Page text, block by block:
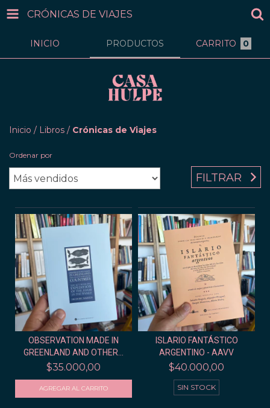
CRÓNICAS DE VIAJES
INICIO PRODUCTOS CARRITO 0
Inicio / Libros / Crónicas de Viajes
Ordenar por
FILTRAR
OBSERVATION MADE IN
GREENLAND AND OTHER...
$35.000,00
ISLARIO FANTÁSTICO
ARGENTINO - AAVV
$40.000,00
SIN STOCK